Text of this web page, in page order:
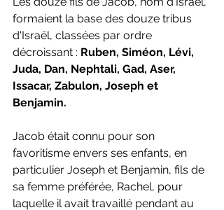
formaient la base des douze tribus
d'Israël, classées par ordre
décroissant : Ruben, Siméon, Lévi,
Juda, Dan, Nephtali, Gad, Aser,
Issacar, Zabulon, Joseph et
Benjamin.
Jacob était connu pour son
favoritisme envers ses enfants, en
particulier Joseph et Benjamin, fils de
sa femme préférée, Rachel, pour
laquelle il avait travaillé pendant au